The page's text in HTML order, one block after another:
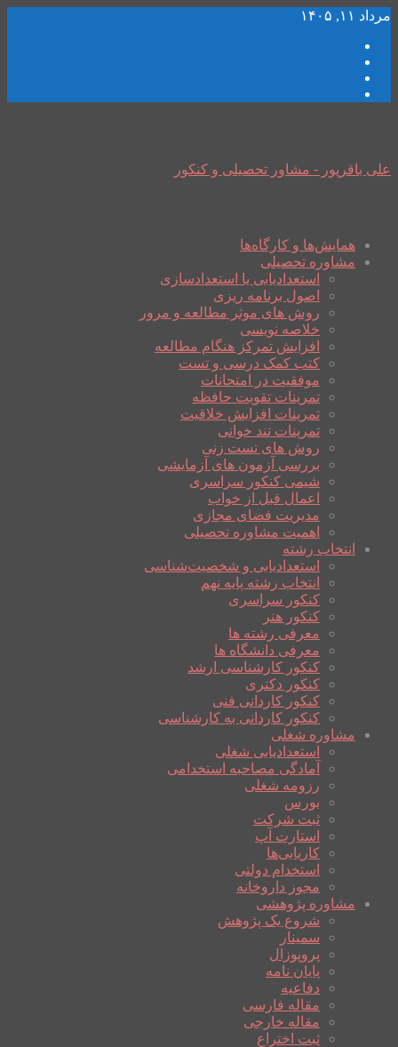
مرداد ۱۱, ۱۴۰۵
علی باقرپور - مشاور تحصیلی و کنکور
همایش‌ها و کارگاه‌ها
مشاوره تحصیلی
استعدادیابی یا استعدادسازی
اصول برنامه ریزی
روش های موثر مطالعه و مرور
خلاصه نویسی
افزایش تمرکز هنگام مطالعه
کتب کمک درسی و تست
موفقیت در امتحانات
تمرینات تقویت حافظه
تمرینات افزایش خلاقیت
تمرینات تند خوانی
روش های تست زنی
بررسی آزمون های آزمایشی
شیمی کنکور سراسری
اعمال قبل از خواب
مدیریت فضای مجازی
اهمیت مشاوره تحصیلی
انتخاب رشته
استعدادیابی و شخصیت‌شناسی
انتخاب رشته پایه نهم
کنکور سراسری
کنکور هنر
معرفی رشته ها
معرفی دانشگاه ها
کنکور کارشناسی ارشد
کنکور دکتری
کنکور کاردانی فنی
کنکور کاردانی به کارشناسی
مشاوره شغلی
استعدادیابی شغلی
آمادگی مصاحبه استخدامی
رزومه شغلی
بورس
ثبت شرکت
استارت آپ
کاریابی‌ها
استخدام دولتی
مجوز داروخانه
مشاوره پژوهشی
شروع یک پژوهش
سمینار
پروپوزال
پایان نامه
دفاعیه
مقاله فارسی
مقاله خارجی
ثبت اختراع